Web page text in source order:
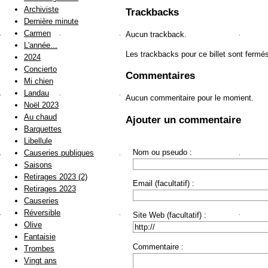
Trackbacks
Aucun trackback.
Les trackbacks pour ce billet sont
Commentaires
Aucun commentaire pour le moment.
Ajouter un commentaire
Nom ou pseudo :
Email (facultatif) :
Site Web (facultatif) :
Commentaire :
Archiviste
Dernière minute
Carmen
L'année...
2024
Concierto
Mi chien
Landau
Noël 2023
Au chaud
Barquettes
Libellule
Causeries publiques
Saisons
Retirages 2023 (2)
Retirages 2023
Causeries
Réversible
Olive
Fantaisie
Trombes
Vingt ans